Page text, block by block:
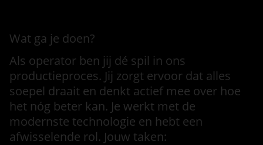
Wat ga je doen?
Als operator ben jij dé spil in ons
productieproces. Jij zorgt ervoor dat alles
soepel draait en denkt actief mee over hoe
het nóg beter kan. Je werkt met de
modernste technologie en hebt een
afwisselende rol. Jouw taken: